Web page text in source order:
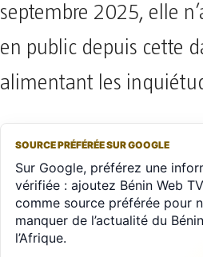
septembre 2025, elle
en public depuis cette
alimentant les
SOURCE PRÉFÉRÉE SUR GOOGLE
Sur Google, préférez une
vérifiée : ajoutez Bénin Web TV
comme source préférée pour
manquer de l’actualité du
l’Afrique.